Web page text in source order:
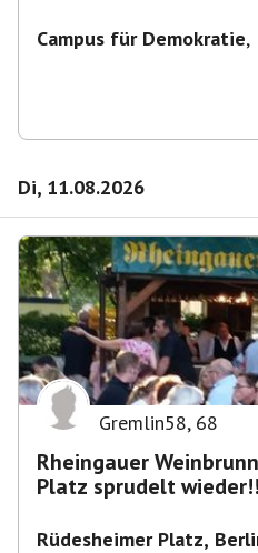
Campus für Demokratie,
Di, 11.08.2026
Gremlin58, 68
Rheingauer
Platz sprudelt wieder!!
Rüdesheimer Platz,